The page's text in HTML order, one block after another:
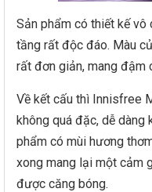
Sản phẩm có thiết kế
tầng rất độc đáo. Màu
rất đơn giản, mang đậm
Về kết cấu thì Innisfree
không quá đặc, dễ
phẩm có mùi hương
xong mang lại một cảm
được căng bóng.